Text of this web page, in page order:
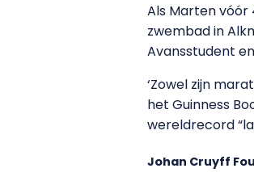
Als Marten vóór
zwembad in
Avansstudent
‘Zowel zijn
het Guinness
wereldrecord
Johan Cruyff